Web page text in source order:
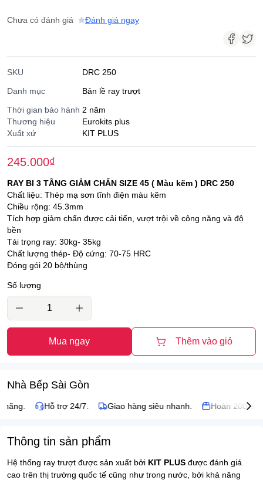
Chưa có đánh giá Đánh giá ngay
SKU
DRC 250
Danh mục
Bản lề ray trượt
Thời gian bảo hành 2 năm
Thương hiệu
Eurokits plus
Xuất xứ
KIT PLUS
245.000₫
RAY BI 3 TẦNG GIẢM CHẤN SIZE 45 ( Màu kẽm ) DRC 250
Chất liệu: Thép mạ sơn tĩnh điện màu kẽm
Chiều rộng: 45.3mm
Tích hợp giảm chấn được cải tiến, vượt trội về công năng và độ
bền
Tải trọng ray: 30kg- 35kg
Chất lượng thép- Độ cứng: 70-75 HRC
Đóng gói 20 bộ/thùng
Số lượng
Mua ngay Thêm vào giỏ
Nhà Bếp Sài Gòn
Hỗ trợ 24/7. Giao hàng siêu nhanh. Hoàn 200%
Thông tin sản phẩm
Hệ thống ray trượt được sản xuất bởi KIT PLUS được đánh giá
cao trên thị trường quốc tế cũng như trong nước, bởi khả năng